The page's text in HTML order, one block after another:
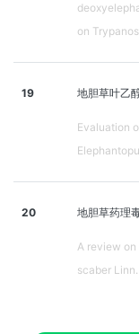
on
19 地胆草叶乙
Evaluation
20 地胆草药理
A review
scaber Linn.